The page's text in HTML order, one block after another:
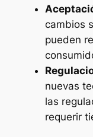
cambios
pueden
nuevas
las
requerir